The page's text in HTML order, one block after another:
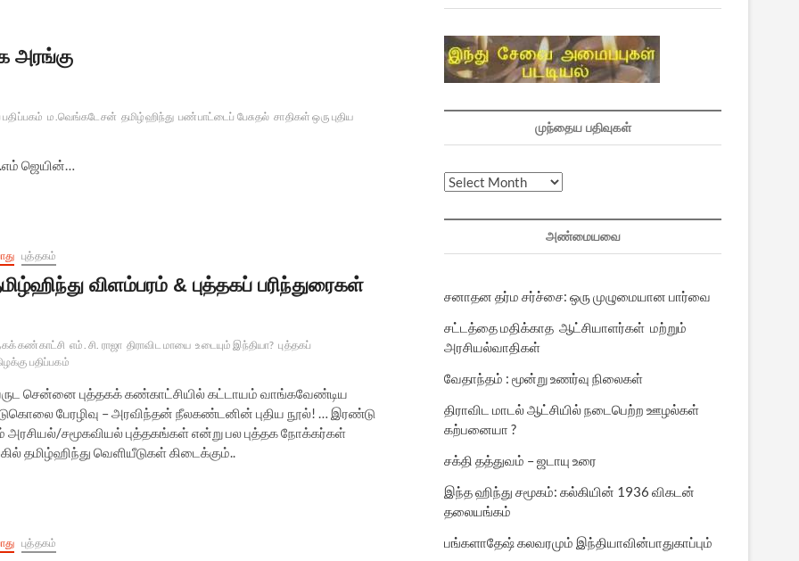
அரங்கு
ம.வெங்கடேசன் தமிழ்ஹிந்து பண்பாட்டைப் பேசுதல் சாதிகள் ஒரு புதிய
ஜெயின்…
புத்தகம்
விளம்பரம் & புத்தகப் பரிந்துரைகள்
கண்காட்சி எம். சி. ராஜா திராவிட மாயை உடையும் இந்தியா? புத்தகப்
பதிப்பகம்
சென்னை புத்தகக் கண்காட்சியில் கட்டாயம் வாங்கவேண்டிய
பேரழிவு – அரவிந்தன் நீலகண்டனின் புதிய நூல்! … இரண்டு
சமூகவியல் புத்தகங்கள் என்று பல புத்தக நோக்கர்கள்
தமிழ்ஹிந்து வெளியீடுகள் கிடைக்கும்..
புத்தகம்
முந்தைய பதிவுகள்
முந்தைய
அண்மையவை
சனாதன தர்ம சர்ச்சை: ஒரு முழுமையான பார்வை
சட்டத்தை மதிக்காத ஆட்சியாளர்கள் மற்றும்
அரசியல்வாதிகள்
வேதாந்தம் : மூன்று உணர்வு நிலைகள்
திராவிட மாடல் ஆட்சியில் நடைபெற்ற ஊழல்கள்
கற்பனையா ?
சக்தி தத்துவம் – ஜடாயு உரை
இந்த ஹிந்து சமூகம்: கல்கியின் 1936 விகடன்
தலையங்கம்
பங்களாதேஷ் கலவரமும் இந்தியாவின்பாதுகாப்பும்